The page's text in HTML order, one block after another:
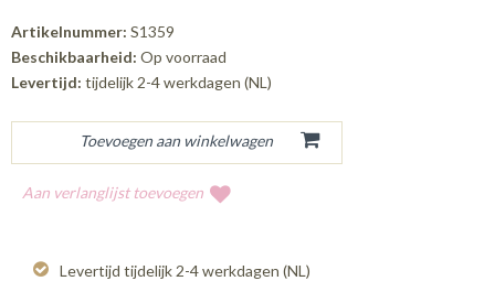
Artikelnummer: S1359
Beschikbaarheid: Op voorraad
Levertijd: tijdelijk 2-4 werkdagen (NL)
Aan verlanglijst toevoegen
Levertijd tijdelijk 2-4 werkdagen (NL)